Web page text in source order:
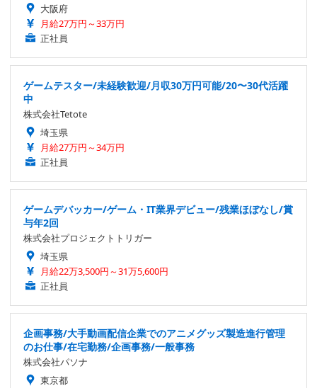
大阪府
月給27万円～33万円
正社員
ゲームテスター/未経験歓迎/月収30万円可能/20〜30代活躍
中
株式会社Tetote
埼玉県
月給27万円～34万円
正社員
ゲームデバッカー/ゲーム・IT業界デビュー/残業ほぼなし/賞
与年2回
株式会社プロジェクトトリガー
埼玉県
月給22万3,500円～31万5,600円
正社員
企画事務/大手動画配信企業でのアニメグッズ製造進行管理
のお仕事/在宅勤務/企画事務/一般事務
株式会社パソナ
東京都